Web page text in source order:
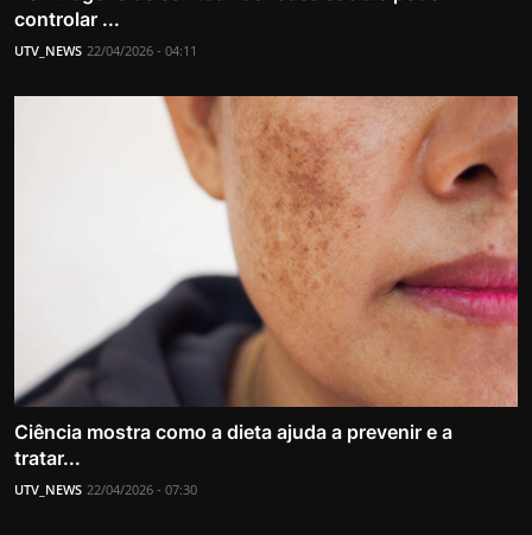
controlar ...
UTV_NEWS 22/04/2026 - 04:11
Ciência mostra como a dieta ajuda a prevenir e a
tratar...
UTV_NEWS 22/04/2026 - 07:30